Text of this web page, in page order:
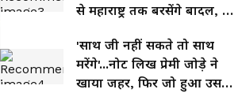
से महाराष्ट्र तक बरसेंगे बादल, इन
तेज बारिश
'साथ जी नहीं सकते तो साथ
मरेंगे'...नोट लिख प्रेमी जोड़े ने
खाया जहर, फिर जो हुआ उसने